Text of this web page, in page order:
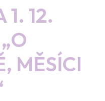
1. 12.
MĚSÍCI